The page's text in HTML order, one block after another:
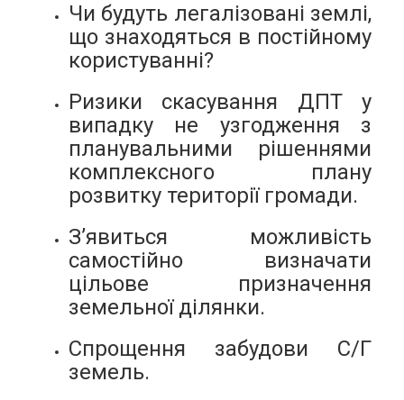
Чи будуть легалізовані землі,
що знаходяться в постійному
користуванні?
Ризики скасування ДПТ у
випадку не узгодження з
планувальними рішеннями
комплексного плану
розвитку території громади.
З’явиться можливість
самостійно визначати
цільове призначення
земельної ділянки.
Спрощення забудови С/Г
земель.